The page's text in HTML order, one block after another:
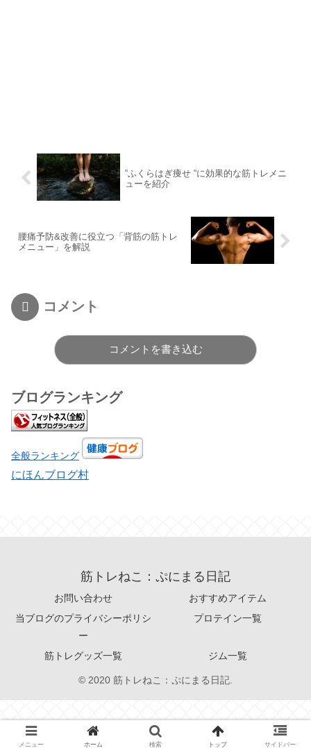
“ふくらはぎ痩せ “に効果的な筋トレメニ
ューを紹介
腰痛予防&改善に役立つ「背筋の筋トレ
メニュー」を解説
コメント
コメントを書き込む
ブログランキング
全般ランキング
にほんブログ村
筋トレねこ：ぷにまる日記
お問い合わせ
おすすめアイテム
当ブログのプライバシーポリシ
ー
プロテイン一覧
筋トレグッズ一覧 ジム一覧
© 2020 筋トレねこ：ぷにまる日記.
メニュー ホーム 検索 トップ サイドバー